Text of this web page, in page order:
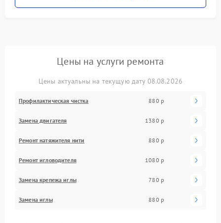
Цены на услуги ремонта
Цены актуальны на текущую дату 08.08.2026
Профилактическая чистка 880 р
Замена двигателя 1380 р
Ремонт натяжителя нити 880 р
Ремонт игловодителя 1080 р
Замена крепежа иглы 780 р
Замена иглы 880 р